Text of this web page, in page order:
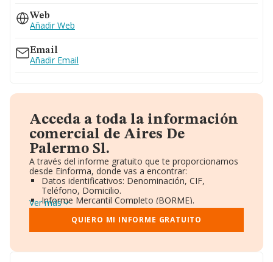
Web
Añadir Web
Email
Añadir Email
Acceda a toda la información
comercial de Aires De
Palermo Sl.
A través del informe gratuito que te proporcionamos
desde Einforma, donde vas a encontrar:
Datos identificativos: Denominación, CIF,
Teléfono, Domicilio.
Informe Mercantil Completo (BORME).
Gráficos de Evolución Ventas y Empleados.
Consejo de Administración y Administradores.
Directivos y Ejecutivos.
Ver más
QUIERO MI INFORME GRATUITO